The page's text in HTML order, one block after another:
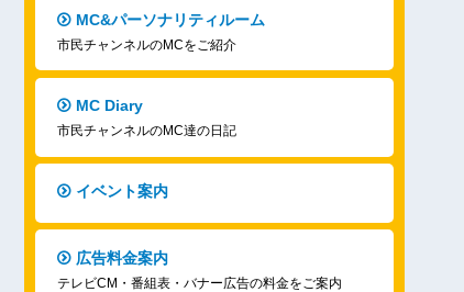
MC&パーソナリティルーム
市民チャンネルのMCをご紹介
MC Diary
市民チャンネルのMC達の日記
イベント案内
広告料金案内
テレビCM・番組表・バナー広告の料金をご案内